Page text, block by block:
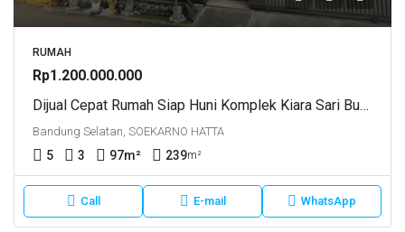
RUMAH
Rp1.200.000.000
Dijual Cepat Rumah Siap Huni Komplek Kiara Sari Buah Batu Kota Bandung
Bandung Selatan, SOEKARNO HATTA
5 3 97m² 239m²
Call E-mail WhatsApp